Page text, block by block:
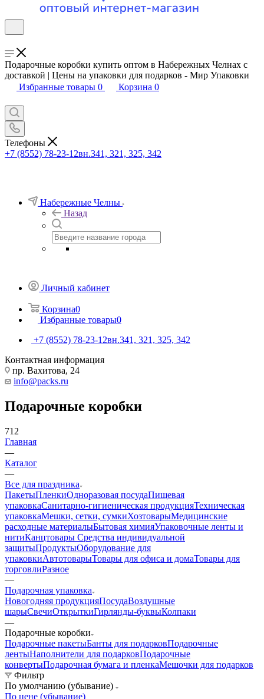
Подарочные коробки купить оптом в Набережных Челнах с
доставкой | Цены на упаковки для подарков - Мир Упаковки
Избранные товары 0 Корзина 0
Телефоны
+7 (8552) 78-23-12вн.341, 321, 325, 342
Набережные Челны
Назад
Личный кабинет
Корзина0
Избранные товары0
+7 (8552) 78-23-12вн.341, 321, 325, 342
Контактная информация
пр. Вахитова, 24
info@packs.ru
Подарочные коробки
712
Главная
—
Каталог
—
Все для праздника
ПакетыПленкиОдноразовая посудаПищевая
упаковкаСанитарно-гигиеническая продукцияТехническая
упаковкаМешки, сетки, сумкиХозтоварыМедицинские
расходные материалыБытовая химияУпаковочные ленты и
нитиКанцтовары Средства индивидуальной
защитыПродуктыОборудование для
упаковкиАвтотоварыТовары для офиса и домаТовары для
торговлиРазное
—
Подарочная упаковка
Новогодняя продукцияПосудаВоздушные
шарыСвечиОткрыткиГирлянды-буквыКолпаки
—
Подарочные коробки
Подарочные пакетыБанты для подарковПодарочные
лентыНаполнители для подарковПодарочные
конвертыПодарочная бумага и пленкаМешочки для подарков
Фильтр
По умолчанию (убывание)
По цене (убывание)